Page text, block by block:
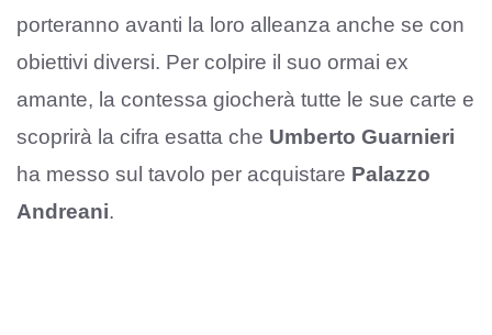
porteranno avanti la loro alleanza anche se con
obiettivi diversi. Per colpire il suo ormai ex
amante, la contessa giocherà tutte le sue carte e
scoprirà la cifra esatta che Umberto Guarnieri
ha messo sul tavolo per acquistare Palazzo
Andreani.